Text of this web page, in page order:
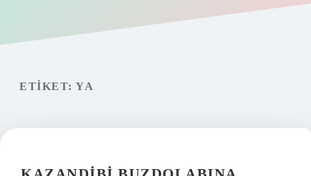
Gizlilik Politikası
ETIKET: YA